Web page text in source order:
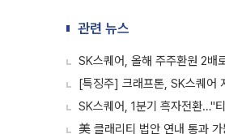
관련 뉴스
SK스퀘어, 올해 주주환원 2배
[특징주] 크래프톤, SK스퀘어
SK스퀘어, 1분기 흑자전환…"
美 클래리티 법안 연내 통과